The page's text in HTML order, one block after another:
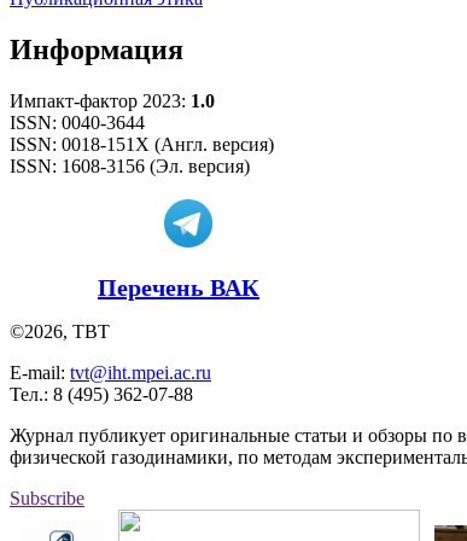
Информация
Импакт-фактор 2023: 1.0
ISSN: 0040-3644
ISSN: 0018-151X (Англ. версия)
ISSN: 1608-3156 (Эл. версия)
Перечень ВАК
©2026, ТВТ
E-mail: tvt@iht.mpei.ac.ru
Тел.: 8 (495) 362-07-88
Журнал публикует оригинальные статьи и обзоры по
физической газодинамики, по методам
Subscribe